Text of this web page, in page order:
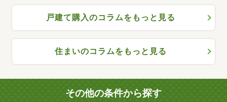
戸建て購入のコラムをもっと見る
住まいのコラムをもっと見る
その他の条件から探す